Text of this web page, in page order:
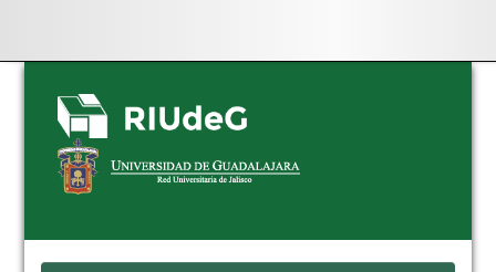
Skip
navigation